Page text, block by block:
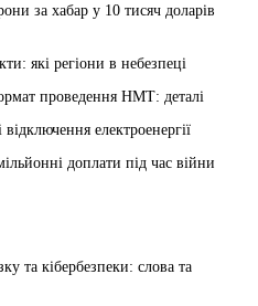
за хабар у 10 тисяч доларів
які регіони в небезпеці
проведення НМТ: деталі
електроенергії
доплати під час війни
та кібербезпеки: слова та